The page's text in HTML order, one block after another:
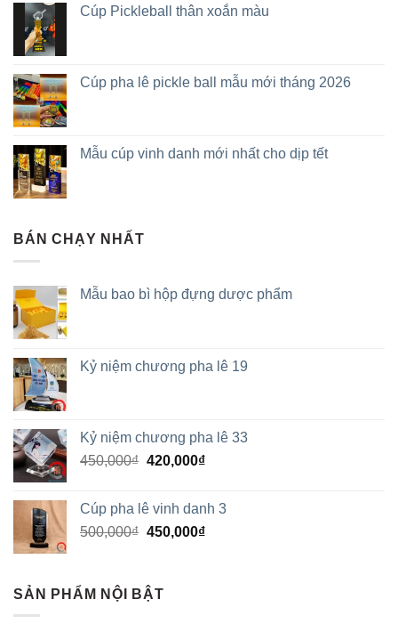
Cúp Pickleball thân xoắn màu
Cúp pha lê pickle ball mẫu mới tháng 2026
Mẫu cúp vinh danh mới nhất cho dịp tết
BÁN CHẠY NHẤT
Mẫu bao bì hộp đựng dược phẩm
Kỷ niệm chương pha lê 19
Kỷ niệm chương pha lê 33
450,000₫ 420,000₫
Cúp pha lê vinh danh 3
500,000₫ 450,000₫
SẢN PHẨM NỘI BẬT